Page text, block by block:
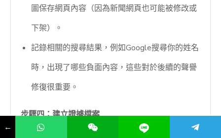
圖保存網頁內容（因為新聞網頁也可能被修改或
下架）。
記錄相關的搜尋結果，例如Google搜尋你的姓名
時，出現了哪些負面內容，這些對於後續的聲譽
修復很重要。
步驟四：建立證據檔案
←